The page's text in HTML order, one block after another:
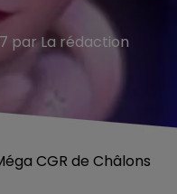
par La rédaction
CGR de Châlons